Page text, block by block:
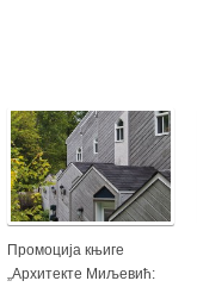
Промоција књиге
„Архитекте Миљевић: